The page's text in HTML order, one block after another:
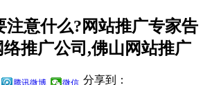
注意什么?网站推广专家告
推广公司,佛山网站推广
分享到：
腾讯微博 微信